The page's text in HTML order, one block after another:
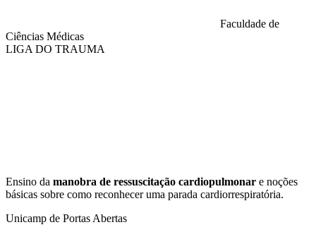
Faculdade de
Ciências Médicas
LIGA DO TRAUMA
Ensino da manobra de ressuscitação cardiopulmonar e noções
básicas sobre como reconhecer uma parada cardiorrespiratória.
Unicamp de Portas Abertas